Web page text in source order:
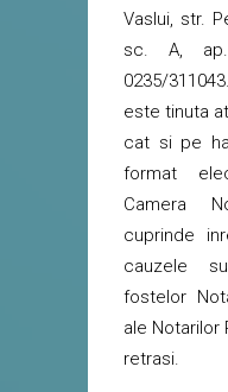
Vaslui, str.
sc. A,
0235/
este tinuta
cat si pe
format
Camera
cuprinde
cauzele
fostelor
ale Notarilor
retrasi.